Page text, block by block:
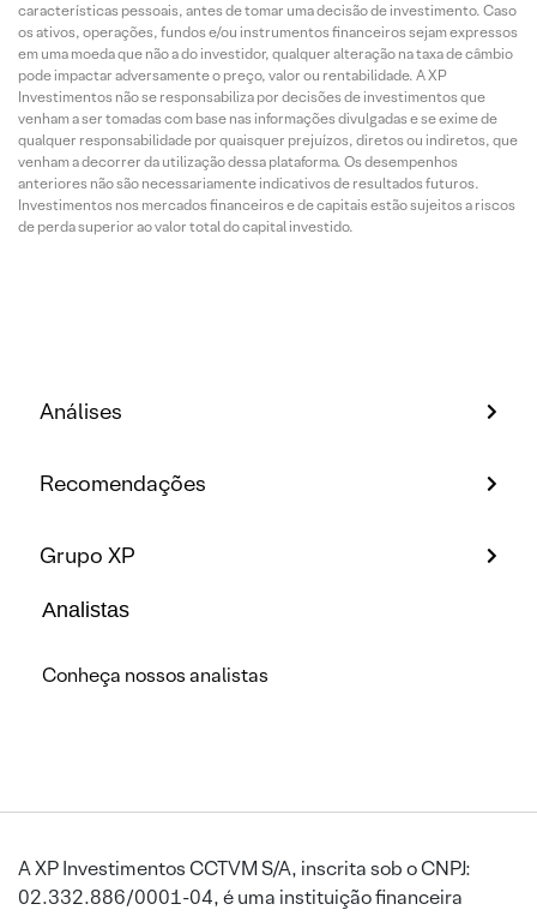
características pessoais, antes de tomar uma decisão de investimento. Caso
os ativos, operações, fundos e/ou instrumentos financeiros sejam expressos
em uma moeda que não a do investidor, qualquer alteração na taxa de câmbio
pode impactar adversamente o preço, valor ou rentabilidade. A XP
Investimentos não se responsabiliza por decisões de investimentos que
venham a ser tomadas com base nas informações divulgadas e se exime de
qualquer responsabilidade por quaisquer prejuízos, diretos ou indiretos, que
venham a decorrer da utilização dessa plataforma. Os desempenhos
anteriores não são necessariamente indicativos de resultados futuros.
Investimentos nos mercados financeiros e de capitais estão sujeitos a riscos
de perda superior ao valor total do capital investido.
Análises
Recomendações
Grupo XP
Analistas
Conheça nossos analistas
A XP Investimentos CCTVM S/A, inscrita sob o CNPJ:
02.332.886/0001-04, é uma instituição financeira